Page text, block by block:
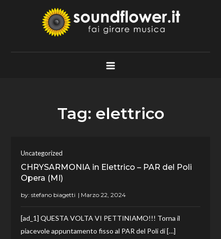
Soundflower.it
Fai Girare Musica
Tag: elettrico
Uncategorized
CHRYSARMONIA in Elettrico – PAR del Poli
Opera (MI)
by:stefano biagetti
[ad_1] QUESTA VOLTA VI PETTINIAMO!!! Torna il
piacevole appuntamento fisso al PAR del Poli di […]